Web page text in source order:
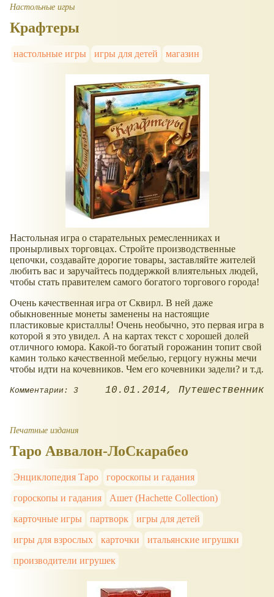
Настольные игры
Крафтеры
настольные игры игры для детей магазин
Настольная игра о старательных ремесленниках и
пронырливых торговцах. Стройте производственные
цепочки, создавайте дорогие товары, заставляйте жителей
любить вас и заручайтесь поддержкой влиятельных людей,
чтобы стать правителем самого богатого торгового города!
Очень качественная игра от Сквирл. В ней даже
обыкновенные монеты заменены на настоящие
пластиковые кристаллы! Очень необычно, это первая игра в
которой я это увидел. А на картах текст с хорошей долей
отличного юмора. Какой-то богатый горожанин топит свой
камин только качественной мебелью, герцогу нужны мечи
чтобы идти на кочевников. Чем его кочевники задели? и т.д.
Комментарии: 3 10.01.2014 Путешественник
Печатные издания
Таро Аввалон-ЛоСкарабео
Энциклопедия Таро
гороскопы и гадания
гороскопы и гадания
Ашет (Hachette Collection)
карточные игры
партворк
игры для детей
игры для взрослых
карточки
итальянские игрушки
производители игрушек